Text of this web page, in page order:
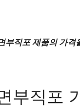
부직포 제품의 가격
부직포